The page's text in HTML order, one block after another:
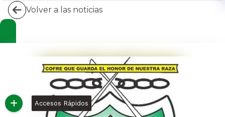
Volver a las noticias
Accesos Rápidos